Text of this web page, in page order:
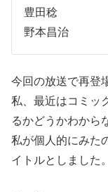
豊田稔
野本昌治
今回の放送で再登
私、最近はコミッ
るかどうかわから
私が個人的にみた
イトルとしました。